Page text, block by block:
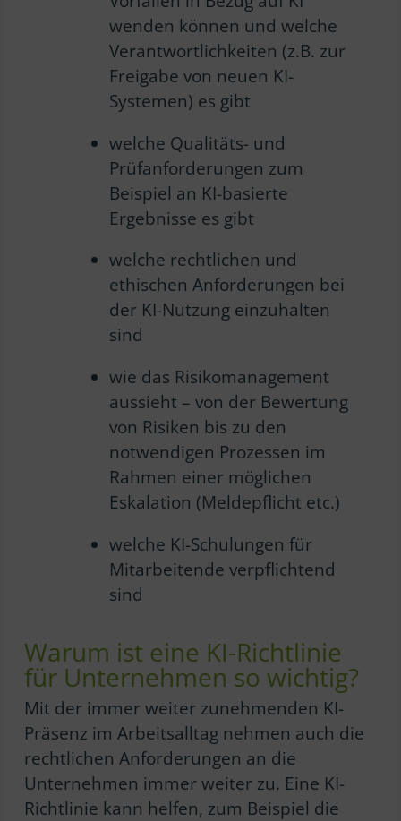
wenden können und welche
Verantwortlichkeiten (z.B. zur
Freigabe von neuen KI-
Systemen) es gibt
welche Qualitäts- und
Prüfanforderungen zum
Beispiel an KI-basierte
Ergebnisse es gibt
welche rechtlichen und
ethischen Anforderungen bei
der KI-Nutzung einzuhalten
sind
wie das Risikomanagement
aussieht – von der Bewertung
von Risiken bis zu den
notwendigen Prozessen im
Rahmen einer möglichen
Eskalation (Meldepflicht etc.)
welche KI-Schulungen für
Mitarbeitende verpflichtend
sind
Warum ist eine KI-Richtlinie
für Unternehmen so wichtig?
Mit der immer weiter zunehmenden KI-
Präsenz im Arbeitsalltag nehmen auch die
rechtlichen Anforderungen an die
Unternehmen immer weiter zu. Eine KI-
Richtlinie kann helfen, zum Beispiel die